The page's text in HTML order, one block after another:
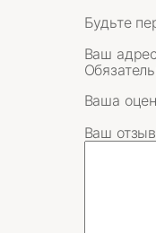
Будьте
Ваш
Ваша
Ваш отзыв